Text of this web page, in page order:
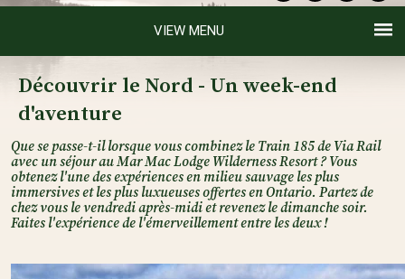
MENU
Découvrir le Nord - Un week-end
d'aventure
Que se passe-t-il lorsque vous combinez le Train 185 de Via Rail
avec un séjour au Mar Mac Lodge Wilderness Resort ? Vous
obtenez l'une des expériences en milieu sauvage les plus
immersives et les plus luxueuses offertes en Ontario. Partez de
chez vous le vendredi après-midi et revenez le dimanche soir.
Faites l'expérience de l'émerveillement entre les deux !